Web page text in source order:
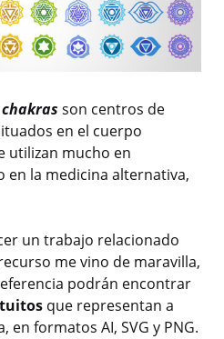
chakras son centros de
en el cuerpo
utilizan mucho en
en la medicina alternativa,
un trabajo relacionado
me vino de maravilla,
podrán encontrar
que representan a
en formatos AI, SVG y PNG.